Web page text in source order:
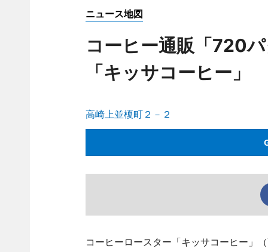
ニュース地図
コーヒー通販「720
「キッサコーヒー」
高崎上並榎町２－２
コーヒーロースター「キッサコーヒー」